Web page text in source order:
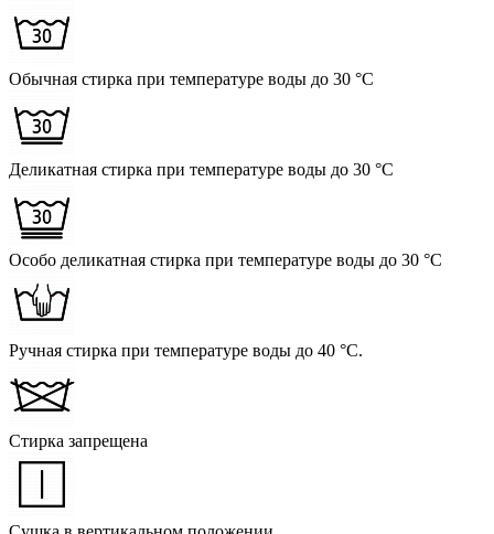
Обычная стирка при температуре воды до 30 °C
Деликатная стирка при температуре воды до 30 °C
Особо деликатная стирка при температуре воды до 30 °C
Ручная стирка при температуре воды до 40 °C.
Стирка запрещена